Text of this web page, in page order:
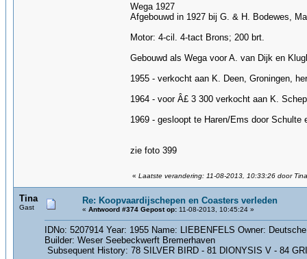
Wega 1927
Afgebouwd in 1927 bij G. & H. Bodewes,
Motor: 4-cil. 4-tact Brons; 200 brt.
Gebouwd als Wega voor A. van Dijk en
1955 - verkocht aan K. Deen, Groningen,
1964 - voor Â£ 3 300 verkocht aan K.
1969 - gesloopt te Haren/Ems door Schulte
zie foto 399
« Laatste verandering: 11-08-2013, 10:33:26 door Tina
Tina
Gast
Re: Koopvaardijschepen en Coasters verleden
« Antwoord #374 Gepost op: 11-08-2013, 10:45:24 »
IDNo: 5207914 Year: 1955 Name: LIEBENFELS Owner:
Builder: Weser Seebeckwerft Bremerhaven
Subsequent History: 78 SILVER BIRD - 81 DIONYSIS V - 84